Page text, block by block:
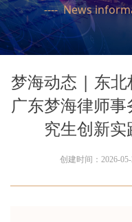
梦海党建
梦海说法
联系我们
梦海动态 | 东北
广东梦海律师
究生创新
创建时间： 2026-
---- News